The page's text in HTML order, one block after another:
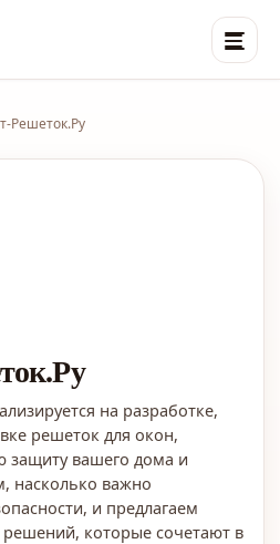
Решеток.Ру
на разработке,
решеток для окон,
защиту вашего дома и
насколько важно
и предлагаем
которые сочетают в